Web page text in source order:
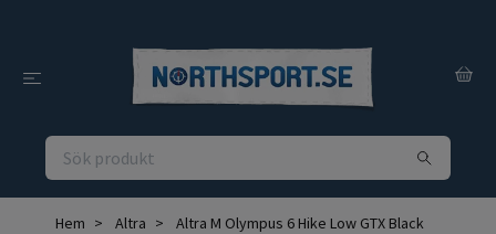
Hem Altra Altra M Olympus 6 Hike Low GTX Black